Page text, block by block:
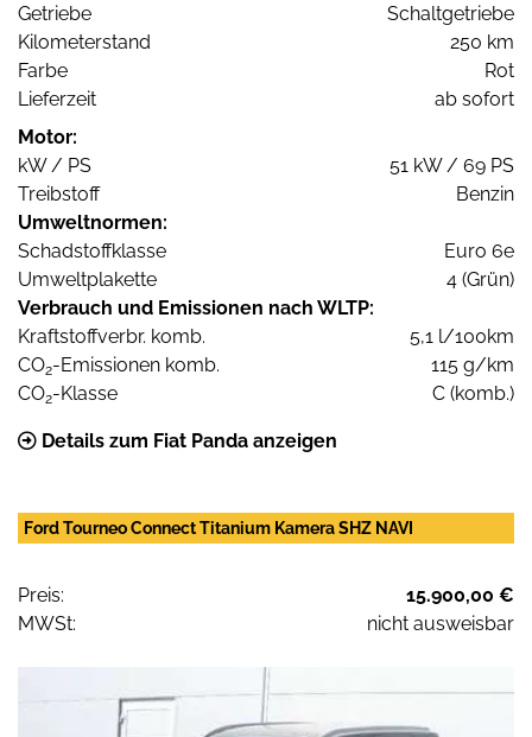
Getriebe
Schaltgetriebe
Kilometerstand
250 km
Farbe
Rot
Lieferzeit
ab sofort
Motor:
kW / PS
51 kW / 69 PS
Treibstoff
Benzin
Umweltnormen:
Schadstoffklasse
Euro 6e
Umweltplakette
4 (Grün)
Verbrauch und Emissionen nach WLTP:
Kraftstoffverbr. komb.
5,1 l/100km
CO2-Emissionen komb.
115 g/km
CO2-Klasse C (komb.)
Details zum Fiat Panda anzeigen
Ford Tourneo Connect Titanium Kamera SHZ NAVI
Preis:
15.900,00 €
MWSt:
nicht ausweisbar